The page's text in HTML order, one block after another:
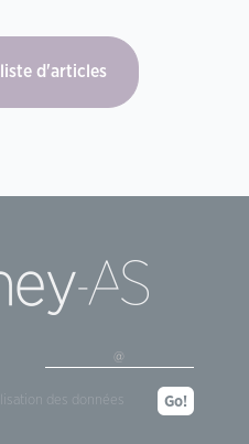
d'articles
des données Go!